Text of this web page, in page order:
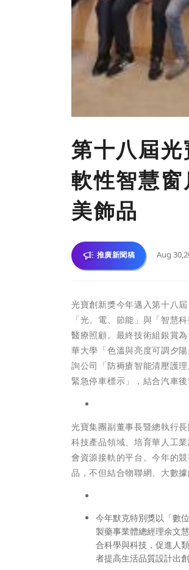
第十八屆
軟性智慧
美飾品
推廣新聞稿 Aug
光寶創新獎今年邁入第十八
「光、電、節能」與「智慧
醫療照顧。最終技術組銀賞
華大學「色溫與亮度可調夕
詢公司「防褥瘡智能清壓護
緊急停車標示」，結合汽車
光寶集團副董事長暨總執行
科技產品領域、培育華人工
會資源接軌的平台。今年的
品，不但結合物聯網、大數
今年默克特別獎以「數
製藥事業體總經理余文
合科學與科技，促進人
者提高生活品質設計出